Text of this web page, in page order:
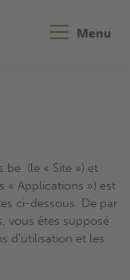
Menu
(le « Site ») et
« Applications ») est
ci-dessous. De par
vous êtes supposé
d’utilisation et les